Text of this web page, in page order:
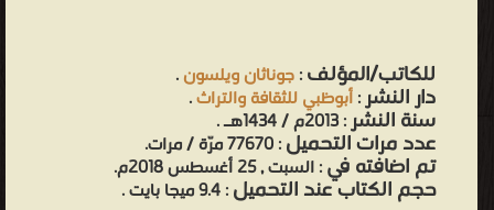
للكاتب/المؤلف:جوناثان ويلسون.
دار النشر:أبوظبي للثقافة والتراث.
سنة النشر: 2013م / 1434هـ .
عدد مرات التحميل: 77670 مرّة / مرات.
تم اضافته في: السبت , 25 أغسطس 2018م.
حجم الكتاب عند التحميل: 9.4 ميجا بايت .